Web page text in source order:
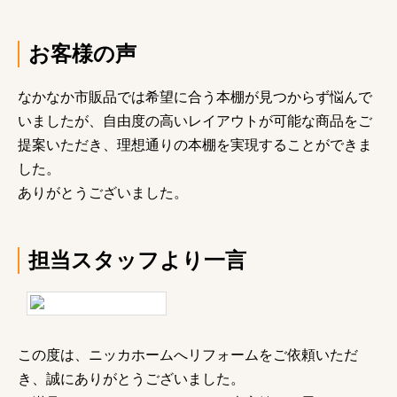
お客様の声
なかなか市販品では希望に合う本棚が見つからず悩んで
いましたが、自由度の高いレイアウトが可能な商品をご
提案いただき、理想通りの本棚を実現することができま
した。
ありがとうございました。
担当スタッフより一言
この度は、ニッカホームへリフォームをご依頼いただ
き、誠にありがとうございました。